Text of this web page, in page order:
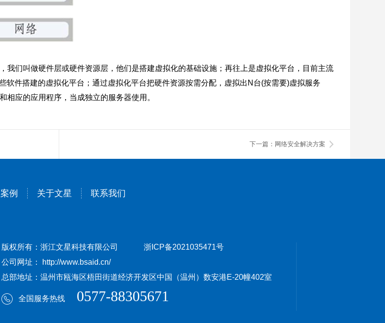
我们叫做硬件层或硬件资源层，他们是搭建虚拟化的基础设施；再往上是虚拟化平台，目前主流
软件搭建的虚拟化平台；通过虚拟化平台把硬件资源按需分配，虚拟出N台(按需要)虚拟服务
应的应用程序，当成独立的服务器使用。
下一篇：网络安全解决方案
例 关于文星 联系我们
版权所有：浙江文星科技有限公司
浙ICP备2021035471号
公司网址： http://www.bsaid.cn/
总部地址：温州市瓯海区梧田街道经济开发区中国（温州）数安港E-20幢402室
全国服务热线 0577-88305671